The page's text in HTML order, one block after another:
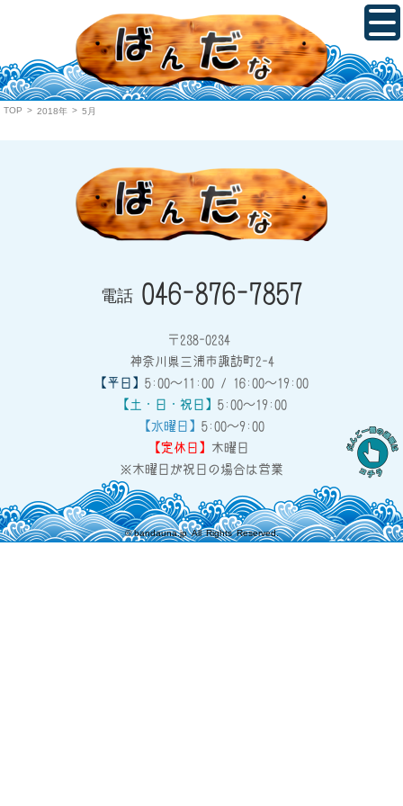
TOP > 2018年 > 5月
電話 046-876-7857
〒238-0234
神奈川県三浦市諏訪町2-4
【平日】 5:00～11:00 / 16:00～19:00
【土・日・祝日】 5:00～19:00
【水曜日】 5:00～9:00
【定休日】
木曜日
※木曜日が祝日の場合は営業
©bandauna.jpAll Rights Reserved.